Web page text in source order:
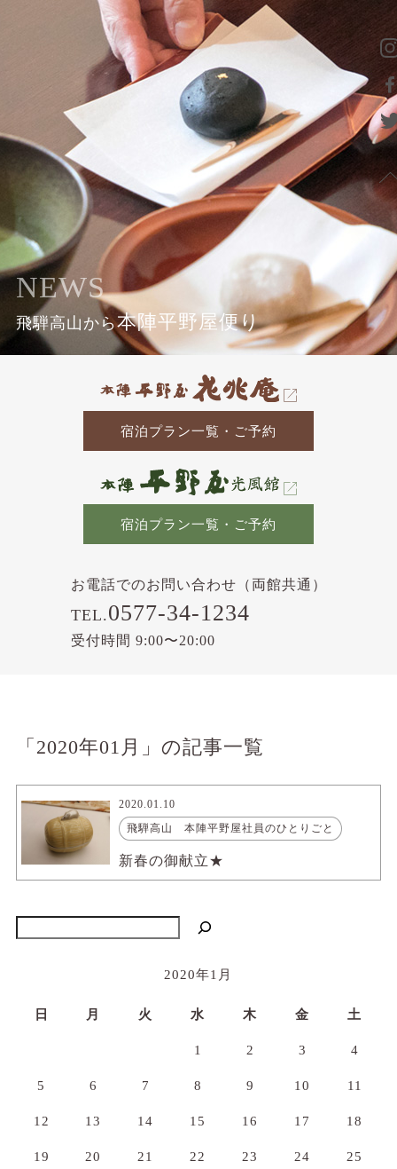
NEWS
飛騨高山から本陣平野屋便り
宿泊プラン一覧・ご予約
宿泊プラン一覧・ご予約
お電話でのお問い合わせ（両館共通）
TEL.0577-34-1234
受付時間 9:00〜20:00
「2020年01月」の記事一覧
2020.01.10
飛騨高山 本陣平野屋社員のひとりごと
新春の御献立★
2020年1月
日 月 火 水 木 金 土
1 2 3 4
5 6 7 8 9 10 11
12 13 14 15 16 17 18
19 20 21 22 23 24 25